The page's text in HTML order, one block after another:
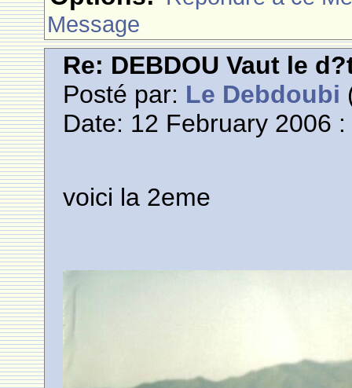
Message
Re: DEBDOU Vaut le
Posté par: Le Debdoubi
Date: 12 February 2006
voici la 2eme